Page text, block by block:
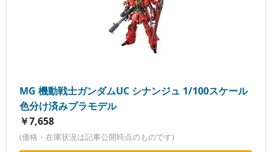
MG 機動戦士ガンダムUC シナンジュ 1/100スケール
色分け済みプラモデル
￥7,658
(価格・在庫状況は記事公開時点のものです)